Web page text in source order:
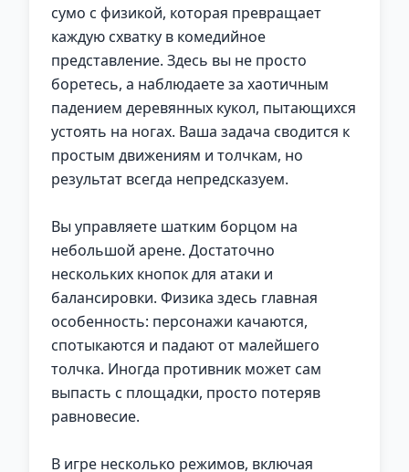
сумо с физикой, которая превращает
каждую схватку в комедийное
представление. Здесь вы не просто
боретесь, а наблюдаете за хаотичным
падением деревянных кукол, пытающихся
устоять на ногах. Ваша задача сводится к
простым движениям и толчкам, но
результат всегда непредсказуем.
Вы управляете шатким борцом на
небольшой арене. Достаточно
нескольких кнопок для атаки и
балансировки. Физика здесь главная
особенность: персонажи качаются,
спотыкаются и падают от малейшего
толчка. Иногда противник может сам
выпасть с площадки, просто потеряв
равновесие.
В игре несколько режимов, включая